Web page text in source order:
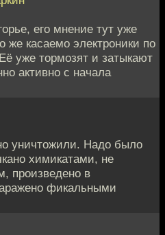
его мнение тут уже
же касаемо электроники по
уже тормозят и затыкают
активно с начала
уничтожили. Надо было
химикатами, не
произведено в
фикальными